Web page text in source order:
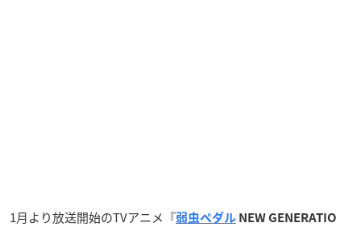
1月より放送開始のTVアニメ『弱虫ペダル NEW GENERATIO